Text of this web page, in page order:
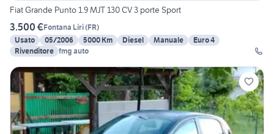
Fiat Grande Punto 1.9 MJT 130 CV 3 porte Sport
3.500 €Fontana Liri(FR)
Usato
05/2006 5000 Km Diesel Manuale
Euro 4
Rivenditore fmg auto